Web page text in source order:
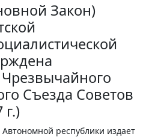
Закон)
Съезда Советов
республики издает